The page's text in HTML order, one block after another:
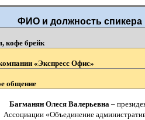
ФИО и должность спикера
кофе брейк
«Экспресс Офис»
общение
Багманян Олеся Валерьевна–
Ассоциации «Объединение